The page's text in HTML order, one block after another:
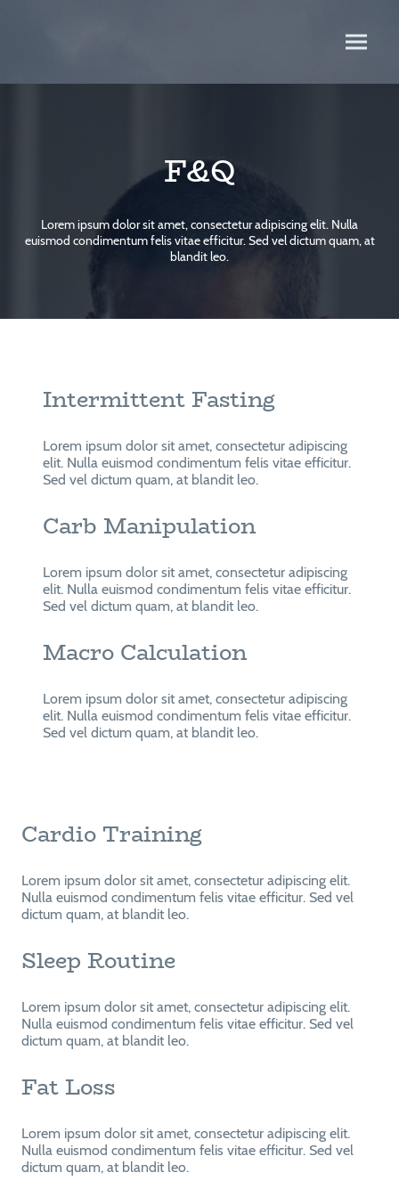
F&Q
Lorem ipsum dolor sit amet, consectetur adipiscing elit. Nulla
euismod condimentum felis vitae efficitur. Sed vel dictum quam, at
blandit leo.
Intermittent Fasting
Lorem ipsum dolor sit amet, consectetur adipiscing
elit. Nulla euismod condimentum felis vitae efficitur.
Sed vel dictum quam, at blandit leo.
Carb Manipulation
Lorem ipsum dolor sit amet, consectetur adipiscing
elit. Nulla euismod condimentum felis vitae efficitur.
Sed vel dictum quam, at blandit leo.
Macro Calculation
Lorem ipsum dolor sit amet, consectetur adipiscing
elit. Nulla euismod condimentum felis vitae efficitur.
Sed vel dictum quam, at blandit leo.
Cardio Training
Lorem ipsum dolor sit amet, consectetur adipiscing elit.
Nulla euismod condimentum felis vitae efficitur. Sed vel
dictum quam, at blandit leo.
Sleep Routine
Lorem ipsum dolor sit amet, consectetur adipiscing elit.
Nulla euismod condimentum felis vitae efficitur. Sed vel
dictum quam, at blandit leo.
Fat Loss
Lorem ipsum dolor sit amet, consectetur adipiscing elit.
Nulla euismod condimentum felis vitae efficitur. Sed vel
dictum quam, at blandit leo.